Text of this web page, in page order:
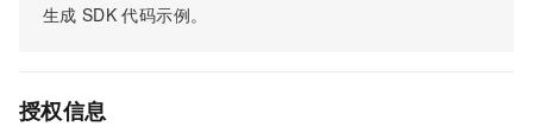
生成 SDK 代码示例。
授权信息